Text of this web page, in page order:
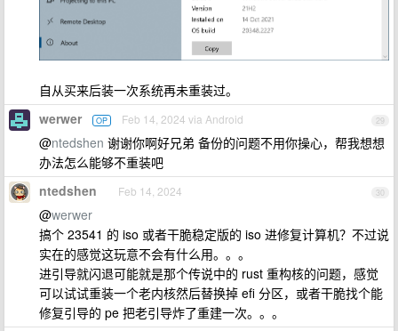
自从买来后装一次系统再未重装过。
29
werwer OP Feb 14, 2024 via Android
@ntedshen 谢谢你啊好兄弟 备份的问题不用你操心，帮我想想
办法怎么能够不重装吧
30
ntedshen Feb 14, 2024
@werwer
搞个 23541 的 iso 或者干脆稳定版的 iso 进修复计算机？不过说
实在的感觉这玩意不会有什么用。。。
进引导就闪退可能就是那个传说中的 rust 重构核的问题，感觉
可以试试重装一个老内核然后替换掉 efi 分区，或者干脆找个能
修复引导的 pe 把老引导炸了重建一次。。。